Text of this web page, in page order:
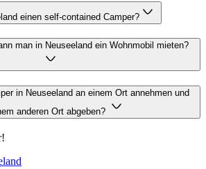
einen self-contained Camper?
man in Neuseeland ein Wohnmobil mieten?
in Neuseeland an einem Ort annehmen und
anderen Ort abgeben?